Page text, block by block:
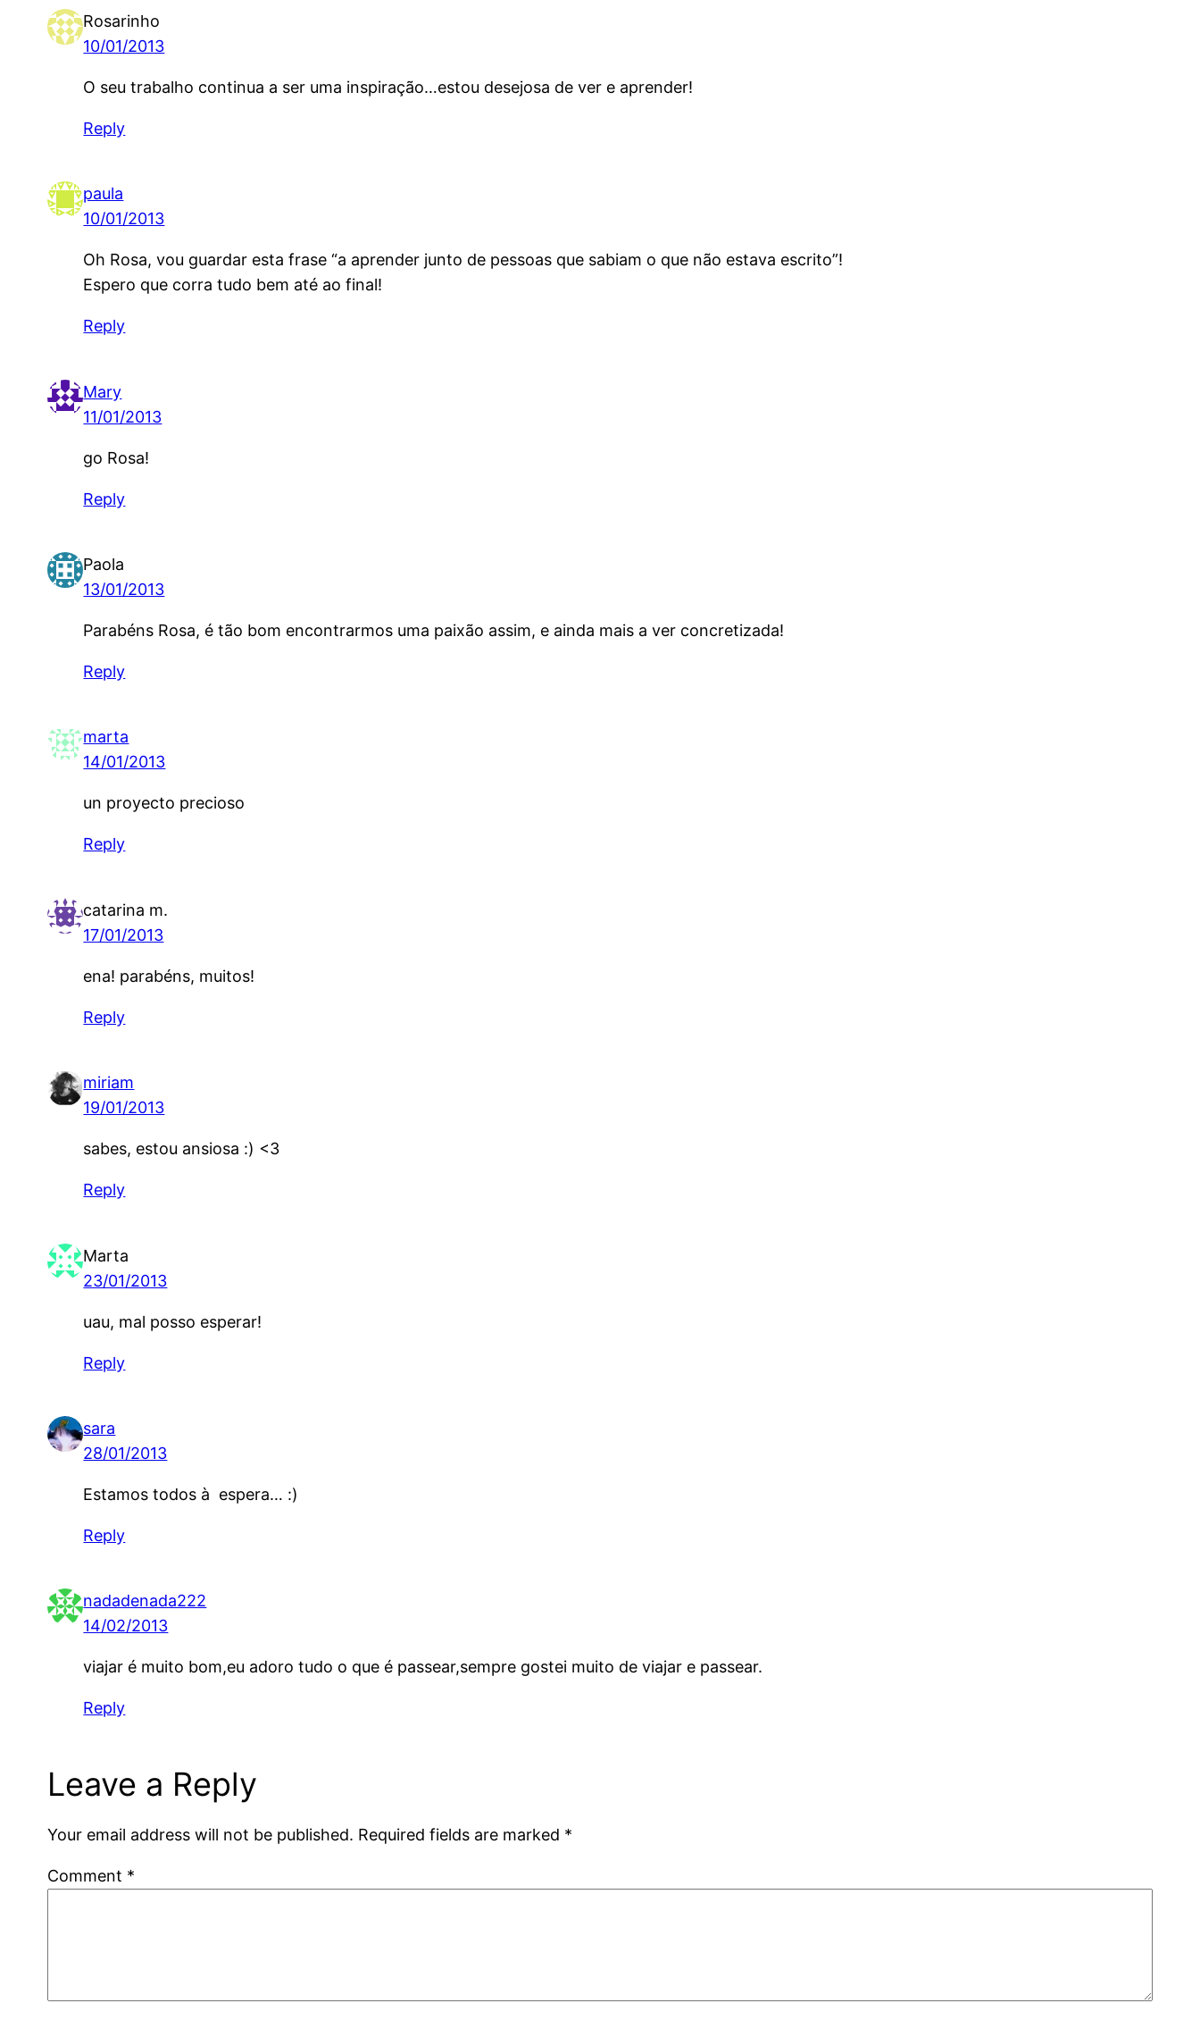
Rosarinho
10/01/2013
O seu trabalho continua a ser uma inspiração…estou desejosa de ver e aprender!
Reply
paula
10/01/2013
Oh Rosa, vou guardar esta frase “a aprender junto de pessoas que sabiam o que não estava escrito”!
Espero que corra tudo bem até ao final!
Reply
Mary
11/01/2013
go Rosa!
Reply
Paola
13/01/2013
Parabéns Rosa, é tão bom encontrarmos uma paixão assim, e ainda mais a ver concretizada!
Reply
marta
14/01/2013
un proyecto precioso
Reply
catarina m.
17/01/2013
ena! parabéns, muitos!
Reply
miriam
19/01/2013
sabes, estou ansiosa :) <3
Reply
Marta
23/01/2013
uau, mal posso esperar!
Reply
sara
28/01/2013
Estamos todos à espera… :)
Reply
nadadenada222
14/02/2013
viajar é muito bom,eu adoro tudo o que é passear,sempre gostei muito de viajar e passear.
Reply
Leave a Reply
Your email address will not be published. Required fields are marked *
Comment *